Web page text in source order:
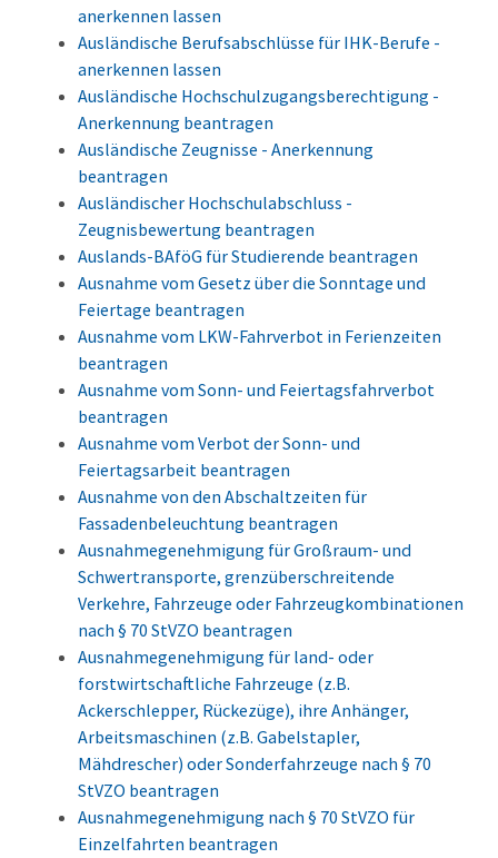
anerkennen lassen
Ausländische Berufsabschlüsse für IHK-Berufe -
anerkennen lassen
Ausländische Hochschulzugangsberechtigung -
Anerkennung beantragen
Ausländische Zeugnisse - Anerkennung
beantragen
Ausländischer Hochschulabschluss -
Zeugnisbewertung beantragen
Auslands-BAföG für Studierende beantragen
Ausnahme vom Gesetz über die Sonntage und
Feiertage beantragen
Ausnahme vom LKW-Fahrverbot in Ferienzeiten
beantragen
Ausnahme vom Sonn- und Feiertagsfahrverbot
beantragen
Ausnahme vom Verbot der Sonn- und
Feiertagsarbeit beantragen
Ausnahme von den Abschaltzeiten für
Fassadenbeleuchtung beantragen
Ausnahmegenehmigung für Großraum- und
Schwertransporte, grenzüberschreitende
Verkehre, Fahrzeuge oder Fahrzeugkombinationen
nach § 70 StVZO beantragen
Ausnahmegenehmigung für land- oder
forstwirtschaftliche Fahrzeuge (z.B.
Ackerschlepper, Rückezüge), ihre Anhänger,
Arbeitsmaschinen (z.B. Gabelstapler,
Mähdrescher) oder Sonderfahrzeuge nach § 70
StVZO beantragen
Ausnahmegenehmigung nach § 70 StVZO für
Einzelfahrten beantragen